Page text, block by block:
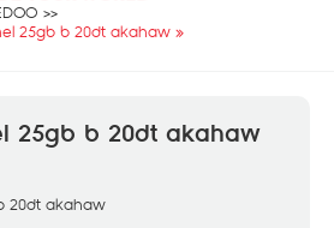
25gb b 20dt akahaw »
25gb b 20dt akahaw
20dt akahaw